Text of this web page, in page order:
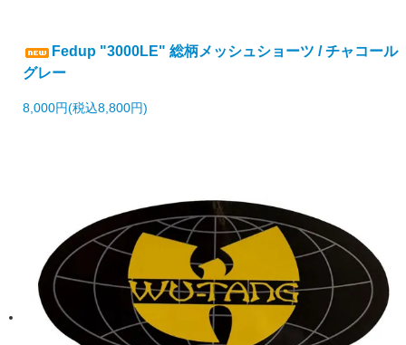
Fedup "3000LE" 総柄メッシュショーツ / チャコール
グレー
8,000円(税込8,800円)